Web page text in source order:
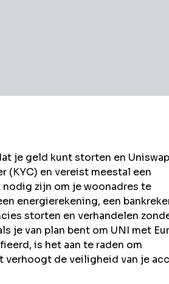
je geld kunt storten en Uniswap
(KYC) en vereist meestal een
zijn om je woonadres te
energierekening, een
storten en verhandelen
je van plan bent om UNI met
is het aan te raden om
de veiligheid van je